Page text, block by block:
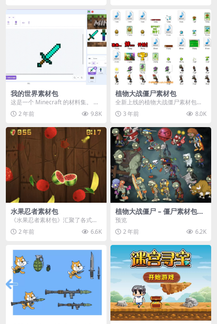
我的世界素材包
这是一个 Minecraft 的材料集。 操
作方法如下： 工具 → 右箭头 怪物...
2 年前 9.8K
植物大战僵尸素材包
全新上线的植物大战僵尸素材包，
内含48个精选资源，涵盖角色、场
景、音效等多样内容...
3 年前 8.0K
水果忍者素材包
《水果忍者素材包》汇聚了各式鲜
美诱人的水果图像与清脆悦耳的切
割音效，专为追求极致...
2 年前 6.6K
植物大战僵尸 – 僵尸素材包
【可预览】
预览
2 年前
6.2K